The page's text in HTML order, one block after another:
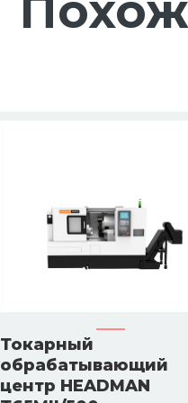
Токарный
обрабатывающий
центр HEADMAN